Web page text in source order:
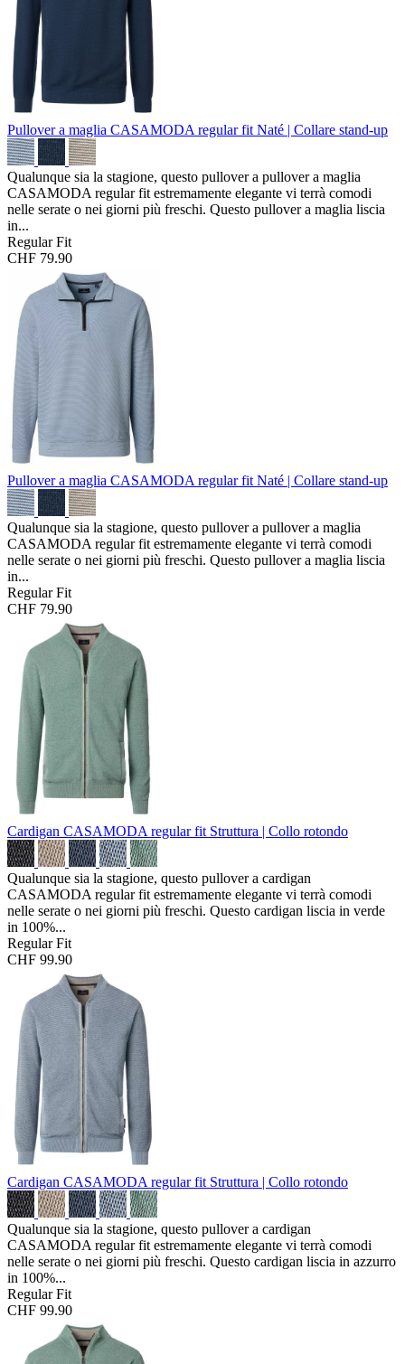
Pullover a maglia CASAMODA regular fit Naté | Collare stand-up
Qualunque sia la stagione, questo pullover a pullover a maglia
CASAMODA regular fit estremamente elegante vi terrà comodi
nelle serate o nei giorni più freschi. Questo pullover a maglia liscia
in...
Regular Fit
CHF 79.90
Pullover a maglia CASAMODA regular fit Naté | Collare stand-up
Qualunque sia la stagione, questo pullover a pullover a maglia
CASAMODA regular fit estremamente elegante vi terrà comodi
nelle serate o nei giorni più freschi. Questo pullover a maglia liscia
in...
Regular Fit
CHF 79.90
Cardigan CASAMODA regular fit Struttura | Collo rotondo
Qualunque sia la stagione, questo pullover a cardigan
CASAMODA regular fit estremamente elegante vi terrà comodi
nelle serate o nei giorni più freschi. Questo cardigan liscia in verde
in 100%...
Regular Fit
CHF 99.90
Cardigan CASAMODA regular fit Struttura | Collo rotondo
Qualunque sia la stagione, questo pullover a cardigan
CASAMODA regular fit estremamente elegante vi terrà comodi
nelle serate o nei giorni più freschi. Questo cardigan liscia in azzurro
in 100%...
Regular Fit
CHF 99.90